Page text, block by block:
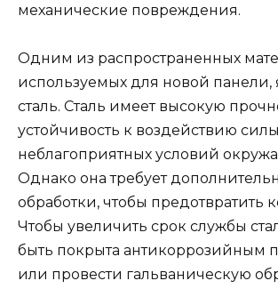
механические повреждения.
Одним из распространенных
используемых для новой панели,
сталь. Сталь имеет высокую
устойчивость к воздействию
неблагоприятных условий
Однако она требует
обработки, чтобы предотвратить
Чтобы увеличить срок службы
быть покрыта антикоррозийным
или провести гальваническую